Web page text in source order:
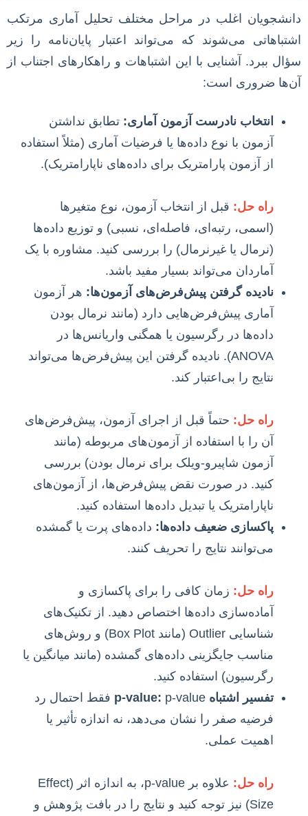
دانشجویان اغلب در مراحل مختلف تحلیل آماری مرتکب
اشتباهاتی می‌شوند که می‌تواند اعتبار پایان‌نامه را زیر
سؤال ببرد. آشنایی با این اشتباهات و راهکارهای اجتناب از
آن‌ها ضروری است:
انتخاب نادرست آزمون آماری: تطابق نداشتن
آزمون با نوع داده‌ها یا فرضیات آماری (مثلاً استفاده
از آزمون پارامتریک برای داده‌های ناپارامتریک).
راه حل: قبل از انتخاب آزمون، نوع متغیرها
(اسمی، رتبه‌ای، فاصله‌ای، نسبی) و توزیع داده‌ها
(نرمال یا غیرنرمال) را بررسی کنید. مشاوره با یک
آماردان می‌تواند بسیار مفید باشد.
نادیده گرفتن پیش‌فرض‌های آزمون‌ها: هر آزمون
آماری پیش‌فرض‌هایی دارد (مانند نرمال بودن
داده‌ها در رگرسیون یا همگنی واریانس‌ها در
ANOVA). نادیده گرفتن این پیش‌فرض‌ها می‌تواند
نتایج را بی‌اعتبار کند.
راه حل: حتماً قبل از اجرای آزمون، پیش‌فرض‌های
آن را با استفاده از آزمون‌های مربوطه (مانند
آزمون شاپیرو-ویلک برای نرمال بودن) بررسی
کنید. در صورت نقض پیش‌فرض‌ها، از آزمون‌های
ناپارامتریک یا تبدیل داده‌ها استفاده کنید.
پاکسازی ضعیف داده‌ها: داده‌های پرت یا گمشده
می‌توانند نتایج را تحریف کنند.
راه حل: زمان کافی را برای پاکسازی و
آماده‌سازی داده‌ها اختصاص دهید. از تکنیک‌های
شناسایی Outlier (مانند Box Plot) و روش‌های
مناسب جایگزینی داده‌های گمشده (مانند میانگین یا
رگرسیون) استفاده کنید.
تفسیر اشتباه p-value:
p-value فقط احتمال رد
فرضیه صفر را نشان می‌دهد، نه اندازه تأثیر یا
اهمیت عملی.
راه حل:
علاوه بر p-value، به اندازه اثر (Effect
Size) نیز توجه کنید و نتایج را در بافت پژوهش و